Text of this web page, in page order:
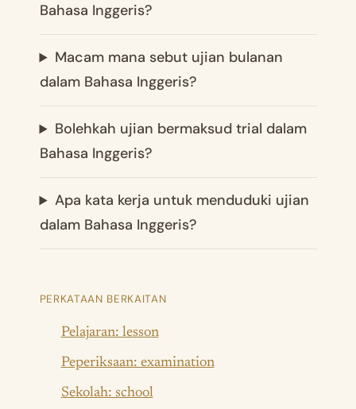
Bahasa Inggeris?
Macam mana sebut ujian bulanan
dalam Bahasa Inggeris?
Bolehkah ujian bermaksud trial dalam
Bahasa Inggeris?
Apa kata kerja untuk menduduki ujian
dalam Bahasa Inggeris?
PERKATAAN BERKAITAN
Pelajaran: lesson
Peperiksaan: examination
Sekolah: school